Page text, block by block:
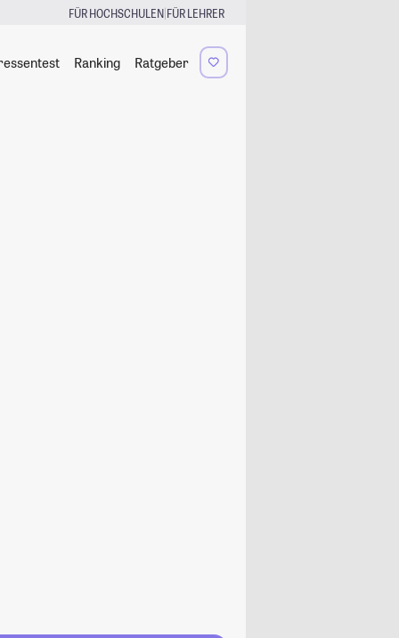
FÜR HOCHSCHULEN|FÜR LEHRER
Ranking Ratgeber